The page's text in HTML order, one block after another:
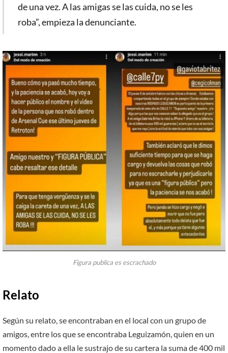
de una vez. A las amigas se las cuida, no se les
roba”, empieza la denunciante.
Figura publica es escrachado
Relato
Según su relato, se encontraban en el local con un grupo de
amigos, entre los que se encontraba Leguizamón, quien en un
momento dado a ella le sustrajo de su cartera la suma de 400 mil